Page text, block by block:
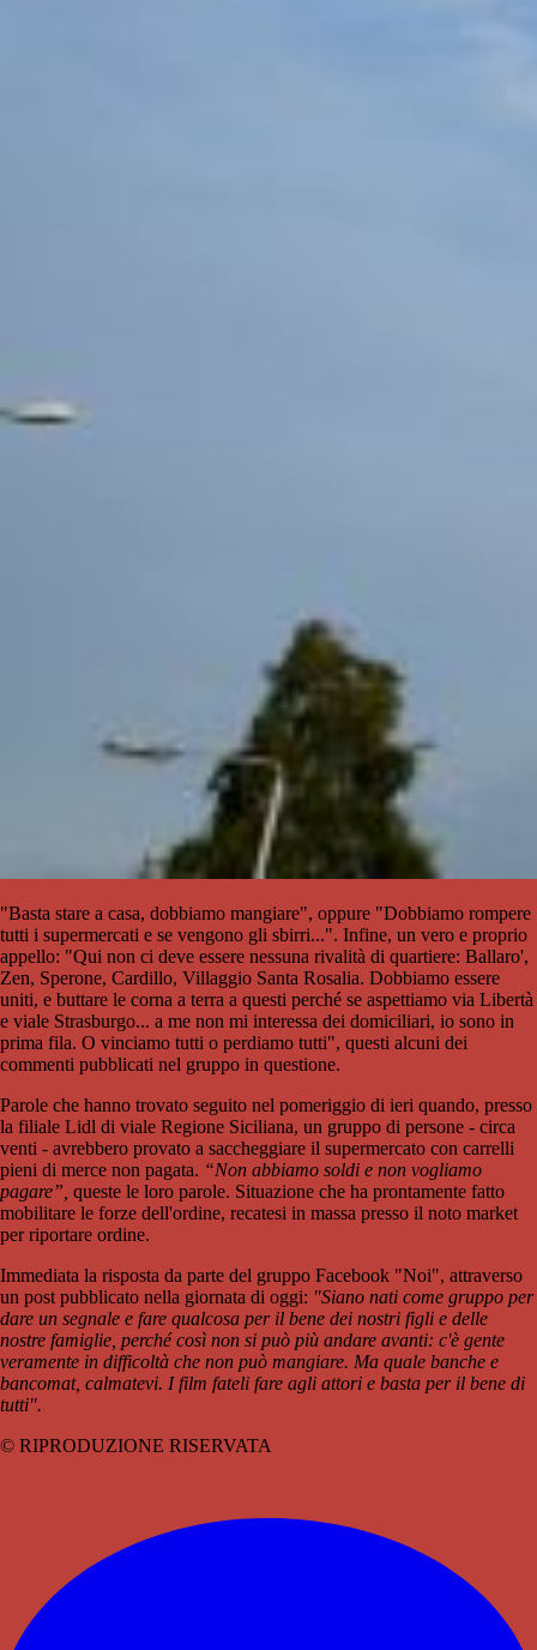
"Basta stare a casa, dobbiamo mangiare", oppure "Dobbiamo rompere
tutti i supermercati e se vengono gli sbirri...". Infine, un vero e proprio
appello: "Qui non ci deve essere nessuna rivalità di quartiere: Ballaro',
Zen, Sperone, Cardillo, Villaggio Santa Rosalia. Dobbiamo essere
uniti, e buttare le corna a terra a questi perché se aspettiamo via Libertà
e viale Strasburgo... a me non mi interessa dei domiciliari, io sono in
prima fila. O vinciamo tutti o perdiamo tutti", questi alcuni dei
commenti pubblicati nel gruppo in questione.
Parole che hanno trovato seguito nel pomeriggio di ieri quando, presso
la filiale Lidl di viale Regione Siciliana, un gruppo di persone - circa
venti - avrebbero provato a saccheggiare il supermercato con carrelli
pieni di merce non pagata. “Non abbiamo soldi e non vogliamo
pagare”, queste le loro parole. Situazione che ha prontamente fatto
mobilitare le forze dell'ordine, recatesi in massa presso il noto market
per riportare ordine.
Immediata la risposta da parte del gruppo Facebook "Noi", attraverso
un post pubblicato nella giornata di oggi: "Siano nati come gruppo per
dare un segnale e fare qualcosa per il bene dei nostri figli e delle
nostre famiglie, perché così non si può più andare avanti: c'è gente
veramente in difficoltà che non può mangiare. Ma quale banche e
bancomat, calmatevi. I film fateli fare agli attori e basta per il bene di
tutti".
© RIPRODUZIONE RISERVATA